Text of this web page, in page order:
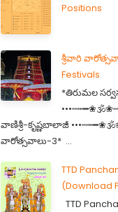
Positions
శ్రీవారి
Festivals
*తిరుమల
వాణిశ్రీ-కృష్ణబాలాజీ
వారోత్సవాలు-3* ...
TTD
(Download
TTD